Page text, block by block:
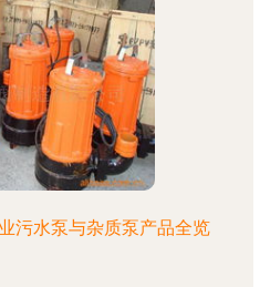
污水泵与杂质泵产品全览